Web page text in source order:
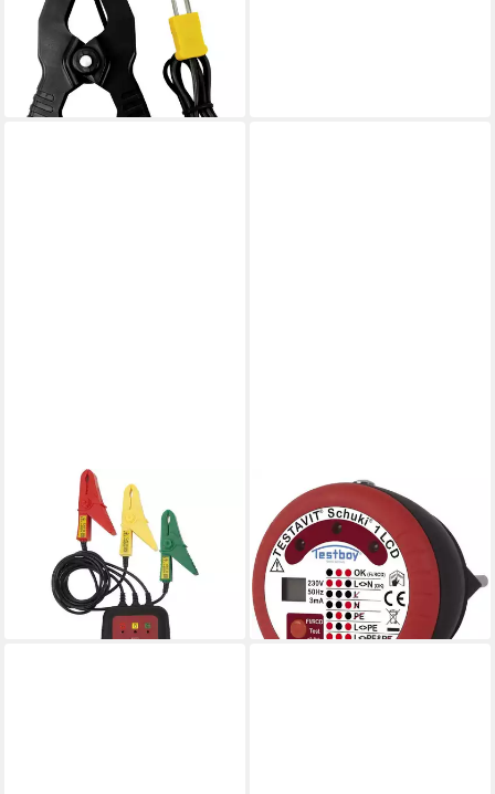
Vier-Kanal-Thermometer
62006000
ab 93,98 €
lieferbar - in 2-3 Werktagen bei dir
TESTBOY
Spannungsprüfer
Kontaktloser Drehfeld- TV
ab 103,72 €
lieferbar - in 2-3 Werktagen bei dir
TESTBOY
Spannungsprüfer
Steckdosenprüfgeräte
Testavit Schuki 1 LCD
ab 104,14 €
lieferbar - in 2-3 Werktagen bei dir